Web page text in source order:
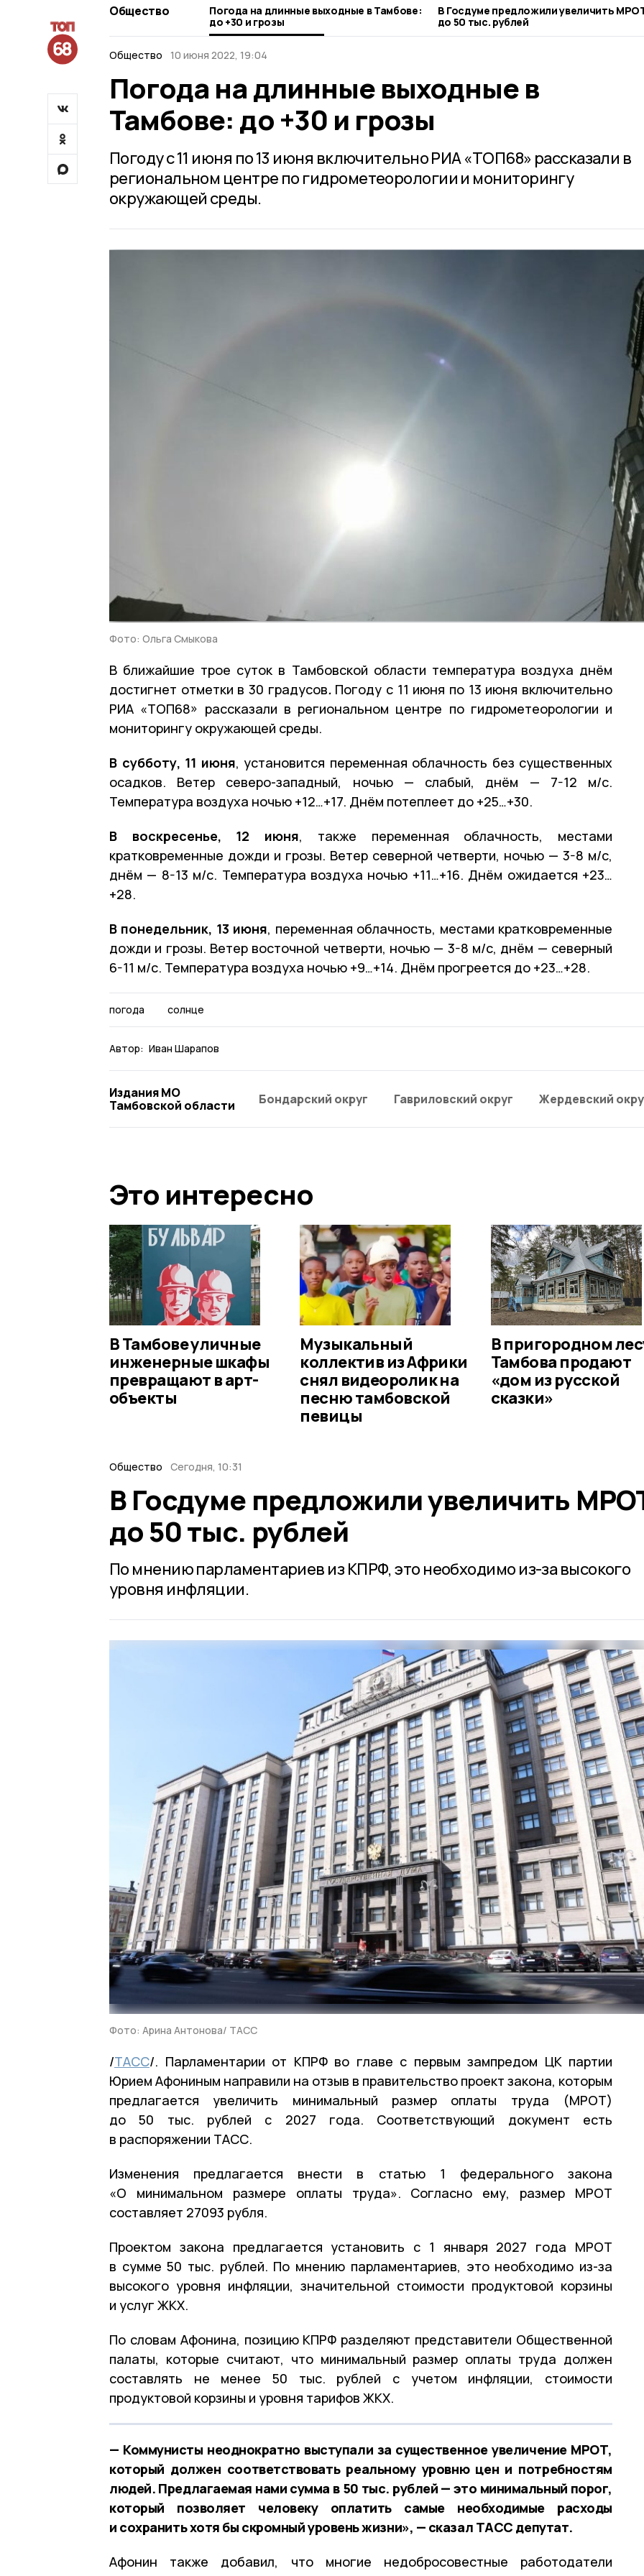
Общество
Погода на длинные выходные в Тамбове:
до +30 и грозы
В Госдуме предложили увеличить
до 50 тыс. рублей
Общество 10 июня 2022, 19:04
Погода на длинные выходные в
Тамбове: до +30 и грозы
Погоду с 11 июня по 13 июня включительно РИА «ТОП68» рассказали в
региональном центре по гидрометеорологии и мониторингу
окружающей среды.
Фото: Ольга Смыкова
В ближайшие трое суток в Тамбовской области температура воздуха днём
достигнет отметки в 30 градусов.Погоду с 11 июня по 13 июня включительно
РИА «ТОП68» рассказали в региональном центре по гидрометеорологии и
мониторингу окружающей среды.
В субботу, 11 июня, установится переменная облачность без существенных
осадков. Ветер северо-западный, ночью — слабый, днём — 7-12 м/с.
Температура воздуха ночью +12…+17. Днём потеплеет до +25…+30.
В воскресенье, 12 июня, также переменная облачность, местами
кратковременные дожди и грозы. Ветер северной четверти, ночью — 3-8 м/с,
днём — 8-13 м/с. Температура воздуха ночью +11…+16. Днём ожидается +23…
+28.
В понедельник, 13 июня, переменная облачность, местами кратковременные
дожди и грозы. Ветер восточной четверти, ночью — 3-8 м/с, днём — северный
6-11 м/с. Температура воздуха ночью +9…+14. Днём прогреется до +23…+28.
погода солнце
Автор: Иван Шарапов
Издания МО
Тамбовской области
Бондарский округ Гавриловский округ Жердевский
Это интересно
В Тамбове уличные
инженерные шкафы
превращают в арт-
объекты
Музыкальный
коллектив из Африки
снял видеоролик на
песню тамбовской
певицы
В пригородном
Тамбова продают
«дом из русской
сказки»
Общество Сегодня, 10:31
В Госдуме предложили увеличить
до 50 тыс. рублей
По мнению парламентариев из КПРФ, это необходимо из-за высокого
уровня инфляции.
Фото: Арина Антонова/ ТАСС
/ТАСС/. Парламентарии от КПРФ во главе с первым зампредом ЦК партии
Юрием Афониным направили на отзыв в правительство проект закона, которым
предлагается увеличить минимальный размер оплаты труда (МРОТ)
до 50 тыс. рублей с 2027 года. Соответствующий документ есть
в распоряжении ТАСС.
Изменения предлагается внести в статью 1 федерального закона
«О минимальном размере оплаты труда». Согласно ему, размер МРОТ
составляет 27093 рубля.
Проектом закона предлагается установить с 1 января 2027 года МРОТ
в сумме 50 тыс. рублей. По мнению парламентариев, это необходимо из-за
высокого уровня инфляции, значительной стоимости продуктовой корзины
и услуг ЖКХ.
По словам Афонина, позицию КПРФ разделяют представители Общественной
палаты, которые считают, что минимальный размер оплаты труда должен
составлять не менее 50 тыс. рублей с учетом инфляции, стоимости
продуктовой корзины и уровня тарифов ЖКХ.
— Коммунисты неоднократно выступали за существенное увеличение МРОТ,
который должен соответствовать реальному уровню цен и потребностям
людей. Предлагаемая нами сумма в 50 тыс. рублей — это минимальный порог,
который позволяет человеку оплатить самые необходимые расходы
и сохранить хотя бы скромный уровень жизни», — сказал ТАСС депутат.
Афонин также добавил, что многие недобросовестные работодатели